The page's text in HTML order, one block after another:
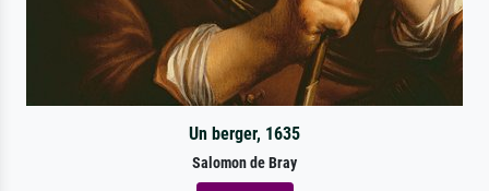
Un berger, 1635
Salomon de Bray